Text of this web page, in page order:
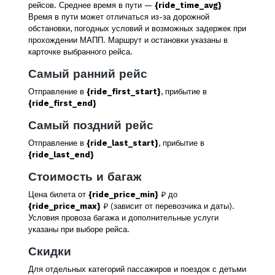
рейсов. Среднее время в пути — {ride_time_avg}
Время в пути может отличаться из-за дорожной
обстановки, погодных условий и возможных задержек при
прохождении МАПП. Маршрут и остановки указаны в
карточке выбранного рейса.
Самый ранний рейс
Отправление в {ride_first_start}, прибытие в
{ride_first_end}
Самый поздний рейс
Отправление в {ride_last_start}, прибытие в
{ride_last_end}
Стоимость и багаж
Цена билета от {ride_price_min} ₽ до
{ride_price_max} ₽ (зависит от перевозчика и даты).
Условия провоза багажа и дополнительные услуги
указаны при выборе рейса.
Скидки
Для отдельных категорий пассажиров и поездок с детьми